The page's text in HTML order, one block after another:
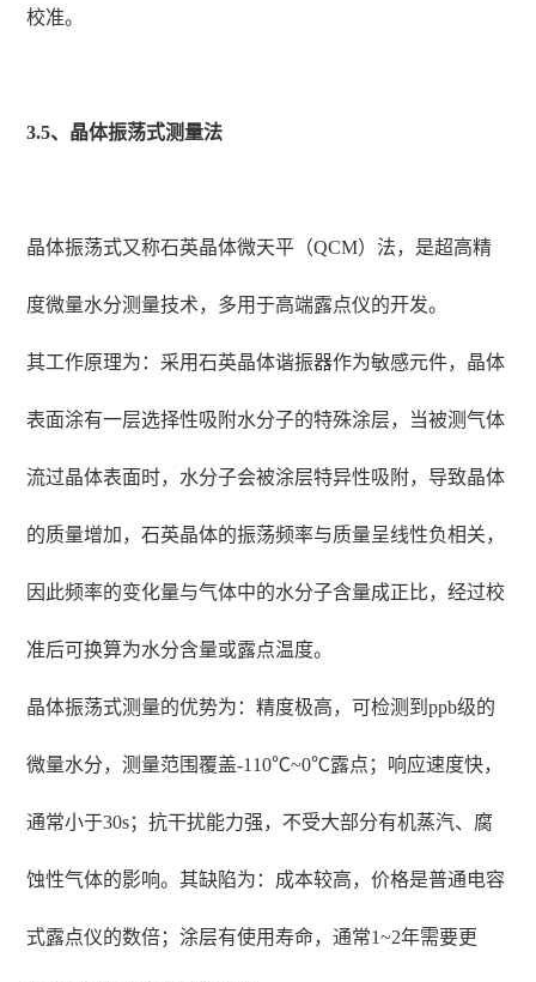
校准。
3.5、晶体振荡式测量法
晶体振荡式又称石英晶体微天平（QCM）法，是超高精
度微量水分测量技术，多用于高端露点仪的开发。
其工作原理为：采用石英晶体谐振器作为敏感元件，晶体
表面涂有一层选择性吸附水分子的特殊涂层，当被测气体
流过晶体表面时，水分子会被涂层特异性吸附，导致晶体
的质量增加，石英晶体的振荡频率与质量呈线性负相关，
因此频率的变化量与气体中的水分子含量成正比，经过校
准后可换算为水分含量或露点温度。
晶体振荡式测量的优势为：精度极高，可检测到ppb级的
微量水分，测量范围覆盖-110℃~0℃露点；响应速度快，
通常小于30s；抗干扰能力强，不受大部分有机蒸汽、腐
蚀性气体的影响。其缺陷为：成本较高，价格是普通电容
式露点仪的数倍；涂层有使用寿命，通常1~2年需要更